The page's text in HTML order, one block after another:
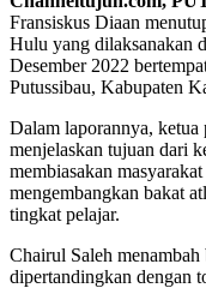
Fransiskus Diaan
Hulu yang dilaksanakan
Desember 2022
Putussibau, Kabupaten
Dalam laporannya, ketua
menjelaskan tujuan dari
membiasakan
mengembangkan bakat
tingkat pelajar.
Chairul Saleh
dipertandingkan dengan